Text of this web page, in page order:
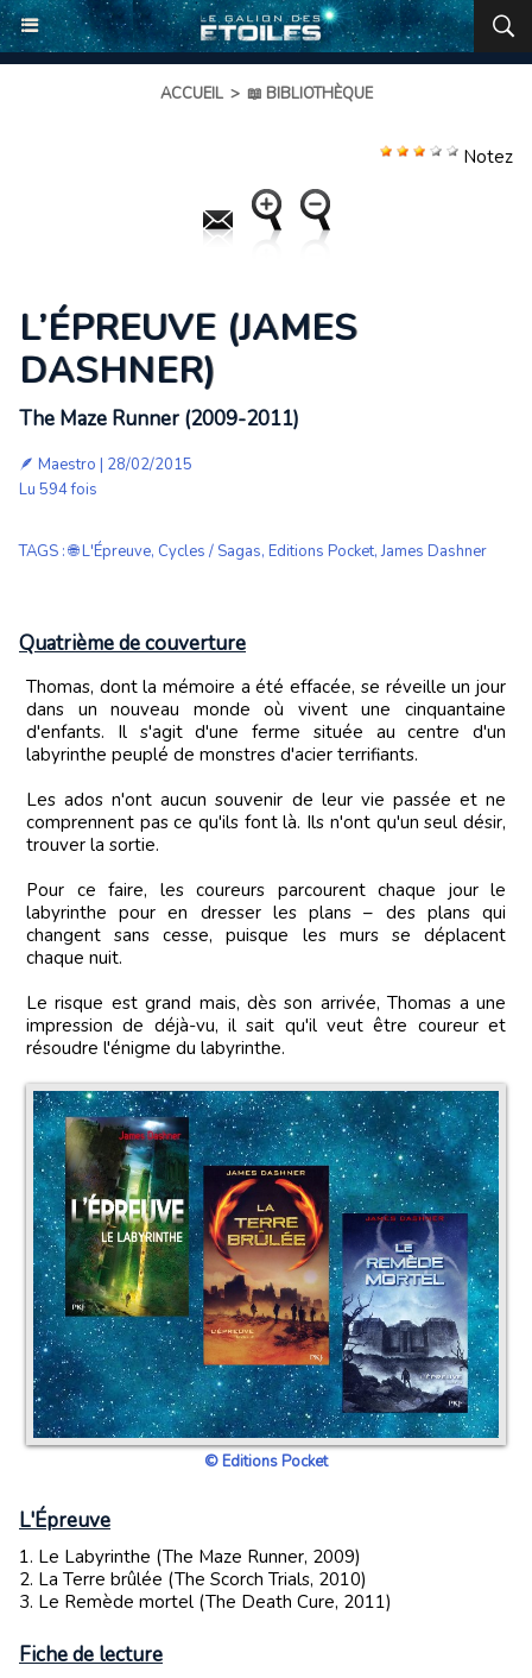
ACCUEIL > 📖 BIBLIOTHÈQUE
Notez
L’ÉPREUVE (JAMES
DASHNER)
The Maze Runner (2009-2011)
🪶 Maestro | 28/02/2015
Lu 594 fois
TAGS :🌐 L'Épreuve, Cycles / Sagas, Editions Pocket,James Dashner
Quatrième de couverture
Thomas, dont la mémoire a été effacée, se réveille un jour
dans un nouveau monde où vivent une cinquantaine
d'enfants. Il s'agit d'une ferme située au centre d'un
labyrinthe peuplé de monstres d'acier terrifiants.
Les ados n'ont aucun souvenir de leur vie passée et ne
comprennent pas ce qu'ils font là. Ils n'ont qu'un seul désir,
trouver la sortie.
Pour ce faire, les coureurs parcourent chaque jour le
labyrinthe pour en dresser les plans – des plans qui
changent sans cesse, puisque les murs se déplacent
chaque nuit.
Le risque est grand mais, dès son arrivée, Thomas a une
impression de déjà-vu, il sait qu'il veut être coureur et
résoudre l'énigme du labyrinthe.
© Editions Pocket
L'Épreuve
1. Le Labyrinthe (The Maze Runner, 2009)
2. La Terre brûlée (The Scorch Trials, 2010)
3. Le Remède mortel (The Death Cure, 2011)
Fiche de lecture